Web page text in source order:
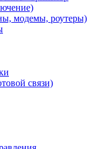
модемы, роутеры)
связи)